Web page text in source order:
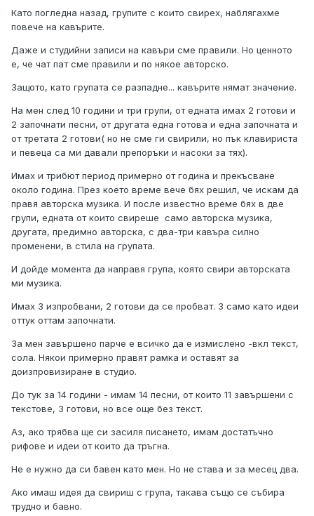
Като погледна назад, групите с които свирех, наблягахме
повече на кавърите.
Даже и студийни записи на кавъри сме правили. Но ценното
е, че чат пат сме правили и по някое авторско.
Защото, като групата се разпадне... кавърите нямат значение.
На мен след 10 години и три групи, от едната имах 2 готови и
2 започнати песни, от другата една готова и една започната и
от третата 2 готови( но не сме ги свирили, но пък клавириста
и певеца са ми давали препоръки и насоки за тях).
Имах и трибют период примерно от година и прекъсване
около година. През което време вече бях решил, че искам да
правя авторска музика. И после известно време бях в две
групи, едната от които свиреше само авторска музика,
другата, предимно авторска, с два-три кавъра силно
променени, в стила на групата.
И дойде момента да направя група, която свири авторската
ми музика.
Имах 3 изпробвани, 2 готови да се пробват. 3 само като идеи
оттук оттам започнати.
За мен завършено парче е всичко да е измислено -вкл текст,
сола. Някои примерно правят рамка и оставят за
доизпровизиране в студио.
До тук за 14 години - имам 14 песни, от които 11 завършени с
текстове, 3 готови, но все още без текст.
Аз, ако трябва ще си засиля писането, имам достатъчно
рифове и идеи от които да тръгна.
Не е нужно да си бавен като мен. Но не става и за месец два.
Ако имаш идея да свириш с група, такава също се събира
трудно и бавно.